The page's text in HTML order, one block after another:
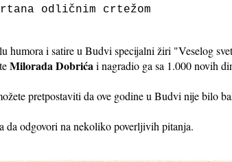
odličnim crtežom
humora i satire u Budvi specijalni žiri "Veselog
Milorada Dobrića i nagradio ga sa 1.000 novih
pretpostaviti da ove godine u Budvi nije bilo
da odgovori na nekoliko poverljivih pitanja.